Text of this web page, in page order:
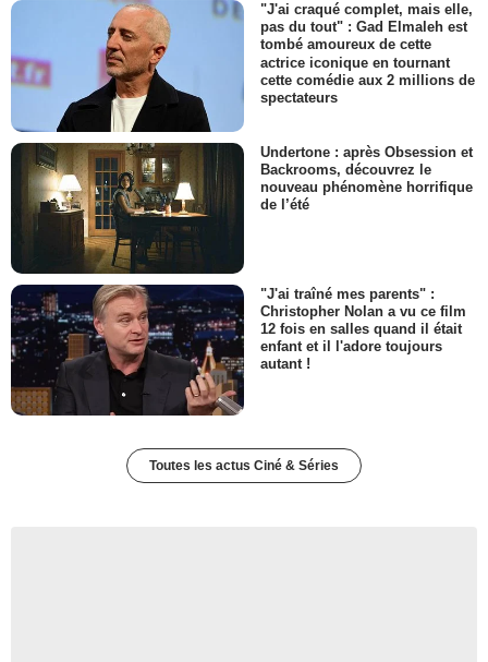
"J'ai craqué complet, mais elle,
pas du tout" : Gad Elmaleh est
tombé amoureux de cette
actrice iconique en tournant
cette comédie aux 2 millions de
spectateurs
Undertone : après Obsession et
Backrooms, découvrez le
nouveau phénomène horrifique
de l’été
"J'ai traîné mes parents" :
Christopher Nolan a vu ce film
12 fois en salles quand il était
enfant et il l'adore toujours
autant !
Toutes les actus Ciné & Séries